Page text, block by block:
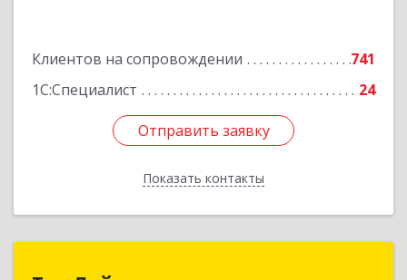
Клиентов на сопровождении
741
1С:Специалист
24
Отправить заявку
Показать контакты
Отправить заявку
Назад